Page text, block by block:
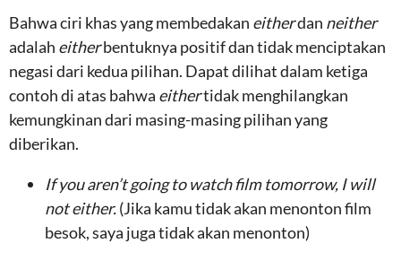
Bahwa ciri khas yang membedakan eitherdan neither
adalah eitherbentuknya positif dan tidak menciptakan
negasi dari kedua pilihan. Dapat dilihat dalam ketiga
contoh di atas bahwa eithertidak menghilangkan
kemungkinan dari masing-masing pilihan yang
diberikan.
If you aren’t going to watch film tomorrow, I will
not either.(Jika kamu tidak akan menonton film
besok, saya juga tidak akan menonton)